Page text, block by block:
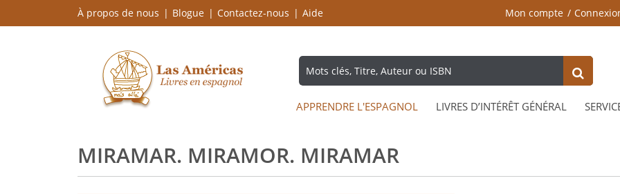
À propos de nous Blogue Contactez-nous Aide Mon compte
APPRENDRE L'ESPAGNOL LIVRES D’INTÉRÊT GÉNÉRAL
MIRAMAR. MIRAMOR. MIRAMAR